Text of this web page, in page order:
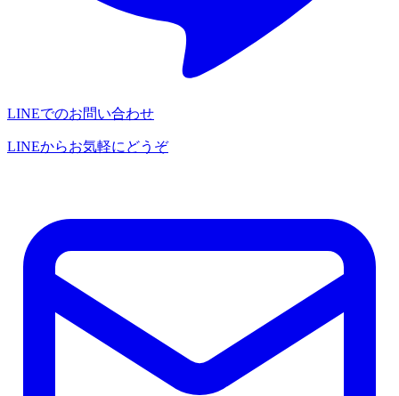
LINEでのお問い合わせ
LINEからお気軽にどうぞ